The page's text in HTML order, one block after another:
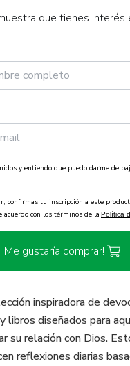
que tienes interés
y entiendo que puedo darme de
confirmas tu inscripción a este
acuerdo con los términos de la Política
¡Me gustaría comprar!
inspiradora de
libros diseñados para
su relación con Dios.
reflexiones diarias